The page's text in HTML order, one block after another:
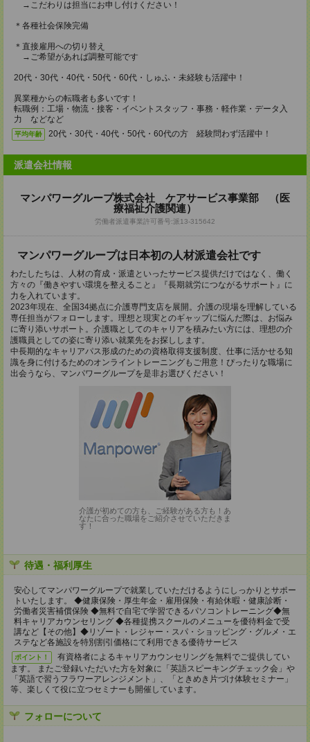
→こだわりは担当にお申し付けください！
＊各種社会保険完備
＊直接雇用への切り替え
→ご希望があれば調整可能です
20代・30代・40代・50代・60代・しゅふ・未経験も活躍中！
異業種からの転職者も多いです！
転職例：工場・物流・接客・イベントスタッフ・事務・軽作業・データ入
力 などなど
平均年齢 20代・30代・40代・50代・60代の方 経験問わず活躍中！
派遣会社情報
マンパワーグループ株式会社 ケアサービス事業部 （医
療福祉介護関連）
労働者派遣事業許可番号:派13-315642
マンパワーグループは⽇本初の⼈材派遣会社です
わたしたちは、人材の育成・派遣といったサービス提供だけではなく、働く
方々の『働きやすい環境を整えること』『長期就労につながるサポート』に
力を入れています。
2023年現在、全国34拠点に介護専門支店を展開。介護の現場を理解している
専任担当がフォローします。理想と現実とのギャップに悩んだ際は、お悩み
に寄り添いサポート。介護職としてのキャリアを積みたい方には、理想の介
護職員としての姿に寄り添い就業先をお探しします。
中長期的なキャリアパス形成のための資格取得支援制度、仕事に活かせる知
識を身に付けるためのオンライントレーニングもご用意！ぴったりな職場に
出会うなら、マンパワーグループを是非お選びください！
介護が初めての方も、ご経験がある方も！あ
なたに合った職場をご紹介させていただきま
す！
待遇・福利厚生
安⼼してマンパワーグループで就業していただけるようにしっかりとサポー
トいたします。 ◆健康保険・厚⽣年⾦・雇⽤保険・有給休暇・健康診断・
労働者災害補償保険 ◆無料で⾃宅で学習できるパソコントレーニング◆無
料キャリアカウンセリング ◆各種提携スクールのメニューを優待料⾦で受
講など【その他】◆リゾート・レジャー・スパ・ショッピング・グルメ・エ
ステなど各施設を特別割引価格にて利⽤できる優待サービス
ポイント！
有資格者によるキャリアカウンセリングを無料でご提供してい
ます。 またご登録いただいた⽅を対象に「英語スピーキングチェック会」や
「英語で習うフラワーアレンジメント」、「ときめき⽚づけ体験セミナー」
等、楽しくて役に⽴つセミナーも開催しています。
フォローについて